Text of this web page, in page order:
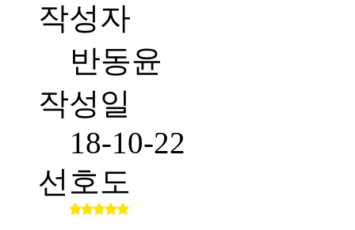
작성자
반동윤
작성일
18-10-22
선호도